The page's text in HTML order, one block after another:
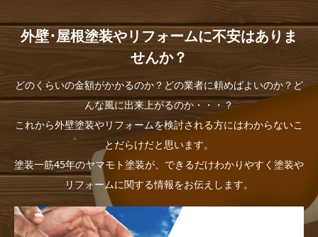
外壁･屋根塗装やリフォームに不安はありま
せんか？
どのくらいの金額がかかるのか？どの業者に頼めばよいのか？ど
んな風に出来上がるのか・・・？
これから外壁塗装やリフォームを検討される方にはわからないこ
とだらけだと思います。
塗装一筋45年のヤマモト塗装が、できるだけわかりやすく塗装や
リフォームに関する情報をお伝えします。